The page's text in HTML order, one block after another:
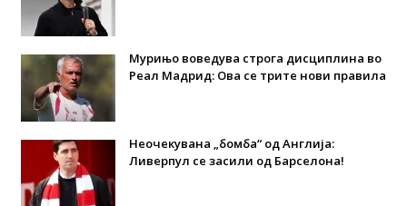
Мурињо воведува строга дисциплина во
Реал Мадрид: Ова се трите нови правила
Неочекувана „бомба“ од Англија:
Ливерпул се засили од Барселона!